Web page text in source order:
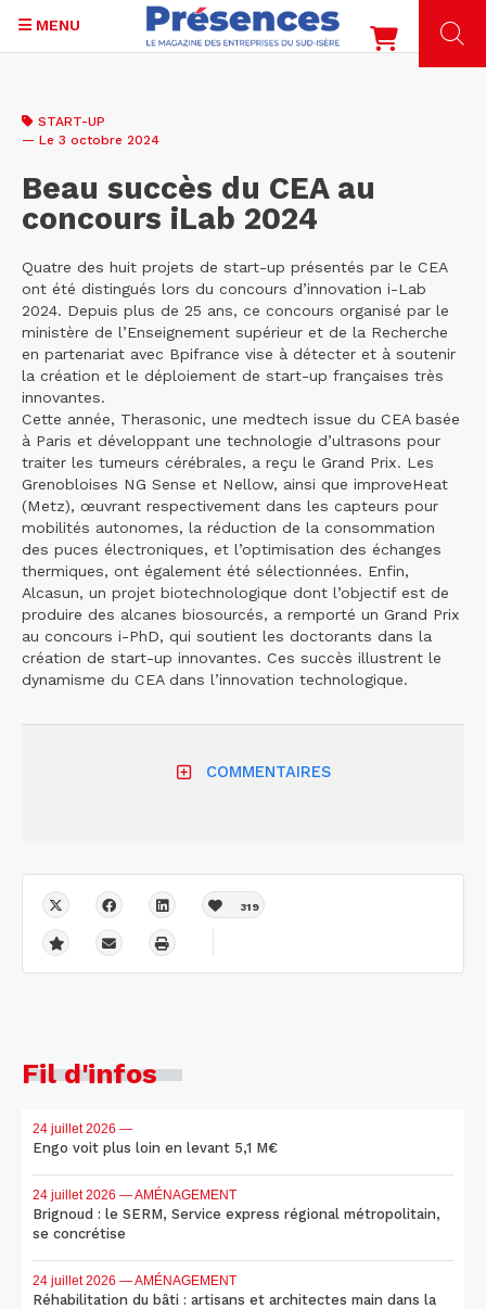
contenu
MENU
START-UP
— Le 3 octobre 2024
Beau succès du CEA au
concours iLab 2024
Quatre des huit projets de start-up présentés par le CEA
ont été distingués lors du concours d’innovation i-Lab
2024. Depuis plus de 25 ans, ce concours organisé par le
ministère de l’Enseignement supérieur et de la Recherche
en partenariat avec Bpifrance vise à détecter et à soutenir
la création et le déploiement de start-up françaises très
innovantes.
Cette année, Therasonic, une medtech issue du CEA basée
à Paris et développant une technologie d’ultrasons pour
traiter les tumeurs cérébrales, a reçu le Grand Prix. Les
Grenobloises NG Sense et Nellow, ainsi que improveHeat
(Metz), œuvrant respectivement dans les capteurs pour
mobilités autonomes, la réduction de la consommation
des puces électroniques, et l’optimisation des échanges
thermiques, ont également été sélectionnées. Enfin,
Alcasun, un projet biotechnologique dont l’objectif est de
produire des alcanes biosourcés, a remporté un Grand Prix
au concours i-PhD, qui soutient les doctorants dans la
création de start-up innovantes. Ces succès illustrent le
dynamisme du CEA dans l’innovation technologique.
COMMENTAIRES
319
Fil d'infos
24 juillet 2026 —
Engo voit plus loin en levant 5,1 M€
24 juillet 2026 — AMÉNAGEMENT
Brignoud : le SERM, Service express régional métropolitain,
se concrétise
24 juillet 2026 — AMÉNAGEMENT
Réhabilitation du bâti : artisans et architectes main dans la